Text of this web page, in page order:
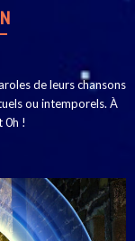
de leurs chansons
ou intemporels. À
0h !